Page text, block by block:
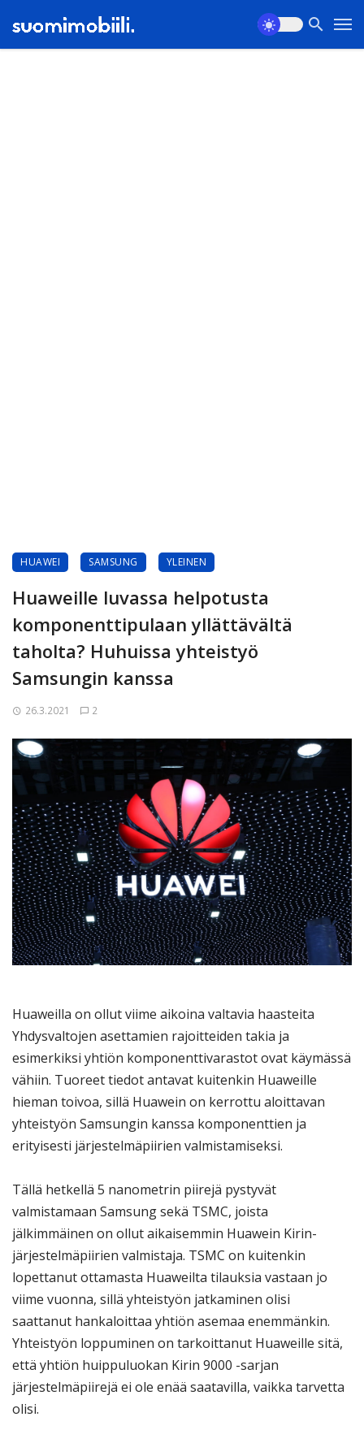
HUAWEI SAMSUNG YLEINEN
Huaweille luvassa helpotusta
komponenttipulaan yllättävältä
taholta? Huhuissa yhteistyö
Samsungin kanssa
26.3.2021 2
Huaweilla on ollut viime aikoina valtavia haasteita
Yhdysvaltojen asettamien rajoitteiden takia ja
esimerkiksi yhtiön komponenttivarastot ovat käymässä
vähiin. Tuoreet tiedot antavat kuitenkin Huaweille
hieman toivoa, sillä Huawein on kerrottu aloittavan
yhteistyön Samsungin kanssa komponenttien ja
erityisesti järjestelmäpiirien valmistamiseksi.
Tällä hetkellä 5 nanometrin piirejä pystyvät
valmistamaan Samsung sekä TSMC, joista
jälkimmäinen on ollut aikaisemmin Huawein Kirin-
järjestelmäpiirien valmistaja. TSMC on kuitenkin
lopettanut ottamasta Huaweilta tilauksia vastaan jo
viime vuonna, sillä yhteistyön jatkaminen olisi
saattanut hankaloittaa yhtiön asemaa enemmänkin.
Yhteistyön loppuminen on tarkoittanut Huaweille sitä,
että yhtiön huippuluokan Kirin 9000 -sarjan
järjestelmäpiirejä ei ole enää saatavilla, vaikka tarvetta
olisi.